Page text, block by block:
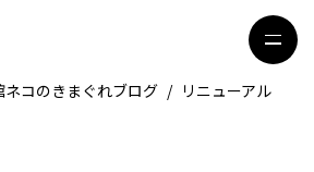
ネコのきまぐれブログ / リニューアル